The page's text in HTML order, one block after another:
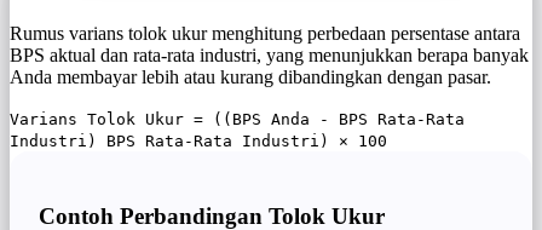
Rumus varians tolok ukur menghitung perbedaan persentase antara
BPS aktual dan rata-rata industri, yang menunjukkan berapa banyak
Anda membayar lebih atau kurang dibandingkan dengan pasar.
Varians Tolok Ukur = ((BPS Anda - BPS Rata-Rata
Industri) BPS Rata-Rata Industri) × 100
Contoh Perbandingan Tolok Ukur